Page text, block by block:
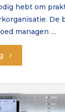
hebt om
De
managen …
"Meld
nu